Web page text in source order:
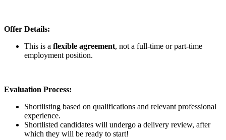
Offer Details:
This is a flexible agreement, not a full-time or part-time
employment position.
Evaluation Process:
Shortlisting based on qualifications and relevant professional
experience.
Shortlisted candidates will undergo a delivery review, after
which they will be ready to start!